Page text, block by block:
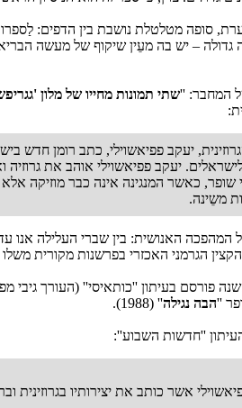
סופה מטלטלת נושבת בין הדפים:
– יש בה מעֵין שיקוף של מעשה
שתי תמונות מחייו של מלון
יעקב פפיאשוילי, כתב רומן חדש
לישראלים. יעקב פפיאשוילי אוהב את
כאשר המנגינה אינה כבר מוזיקה
משֵינה.
המהפכה האנושית: בין שברי העלילה
הגרמני האכזרי בפרשנות מקורית
הים'' זכה בתחרות הספרותית בשנת 1972 ובאותה השנה
''הבה נגילה'' (1988).
פפיאשוילי אשר כותב את יצירותיו